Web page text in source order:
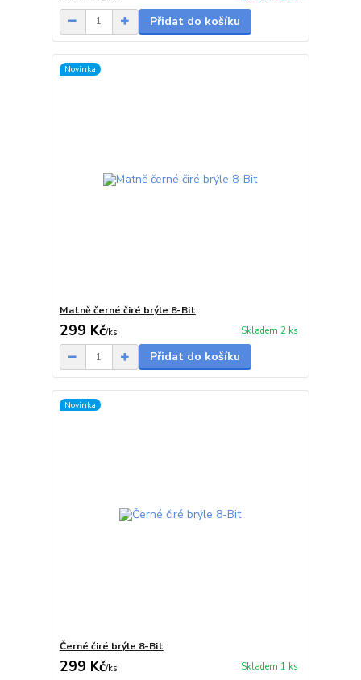
Přidat do košíku
Novinka
Matně černé čiré brýle 8-Bit
299 Kč/ks Skladem 2 ks
Přidat do košíku
Novinka
Černé čiré brýle 8-Bit
299 Kč/ks Skladem 1 ks